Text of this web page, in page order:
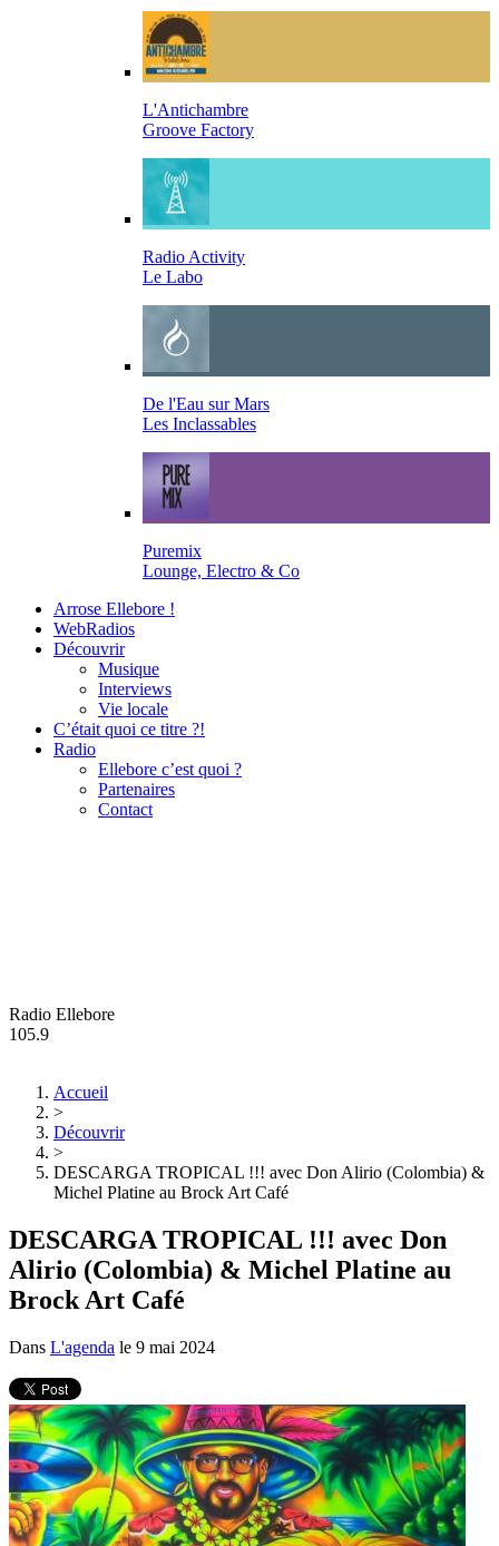
L'Antichambre
Groove Factory
Radio Activity
Le Labo
De l'Eau sur Mars
Les Inclassables
Puremix
Lounge, Electro & Co
Arrose Ellebore !
WebRadios
Découvrir
Musique
Interviews
Vie locale
C’était quoi ce titre ?!
Radio
Ellebore c’est quoi ?
Partenaires
Contact
Radio Ellebore
105.9
Accueil
>
Découvrir
>
DESCARGA TROPICAL !!! avec Don Alirio (Colombia) &
Michel Platine au Brock Art Café
DESCARGA TROPICAL !!! avec Don
Alirio (Colombia) & Michel Platine au
Brock Art Café
Dans L'agenda le 9 mai 2024